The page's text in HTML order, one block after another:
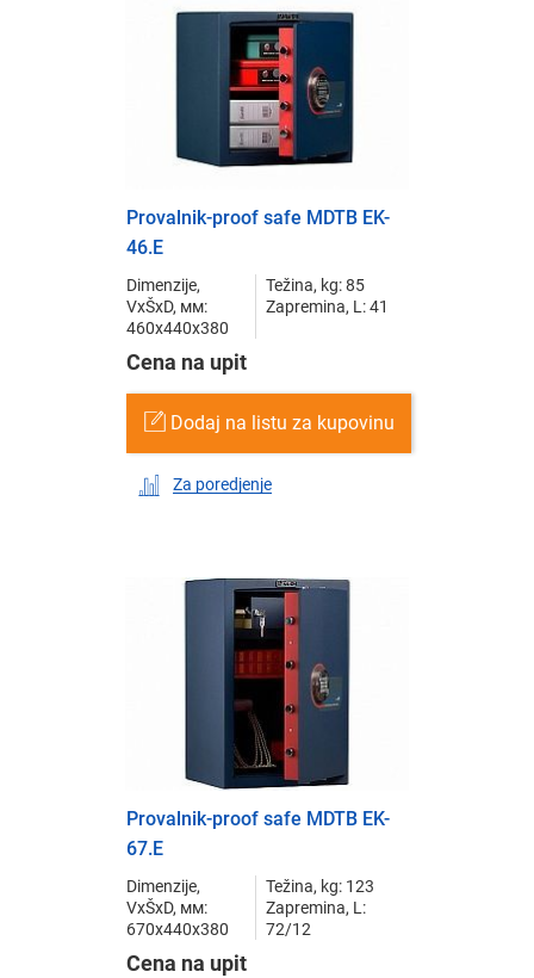
Provalnik-proof safe MDTB EK-
46.E
Dimenzije,
VxŠxD, мм:
460x440x380
Težina, kg: 85
Zapremina, L: 41
Cena na upit
Dodaj na listu za kupovinu
Za poredjenje
Provalnik-proof safe MDTB EK-
67.E
Dimenzije,
VxŠxD, мм:
670x440x380
Težina, kg: 123
Zapremina, L:
72/12
Cena na upit